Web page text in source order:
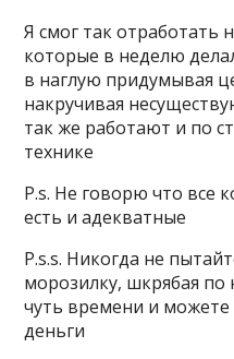
Я смог так отработать
которые в неделю
в наглую придумывая
накручивая
так же работают и по
технике
P.s. Не говорю что все
есть и адекватные
P.s.s. Никогда не
морозилку, шкрябая
чуть времени и
деньги